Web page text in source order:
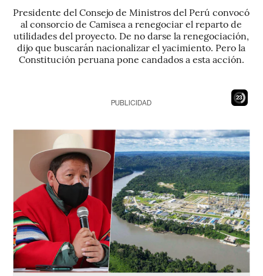
Presidente del Consejo de Ministros del Perú convocó
al consorcio de Camisea a renegociar el reparto de
utilidades del proyecto. De no darse la renegociación,
dijo que buscarán nacionalizar el yacimiento. Pero la
Constitución peruana pone candados a esta acción.
22
PUBLICIDAD